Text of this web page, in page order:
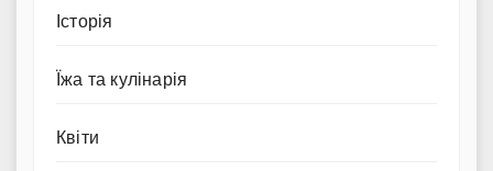
Історія
Їжа та кулінарія
Квіти